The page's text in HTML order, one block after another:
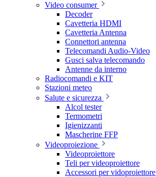
Video consumer
Decoder
Cavetteria HDMI
Cavetteria Antenna
Connettori antenna
Telecomandi Audio-Video
Gusci salva telecomando
Antenne da interno
Radiocomandi e KIT
Stazioni meteo
Salute e sicurezza
Alcol tester
Termometri
Igienizzanti
Mascherine FFP
Videoproiezione
Videoproiettore
Teli per videoproiettore
Accessori per vidoproiettore